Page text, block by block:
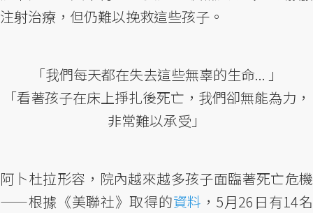
注射治療，但仍難以挽救這些孩子。
「我們每天都在失去這些無辜的生命... 」
「看著孩子在床上掙扎後死亡，我們卻無能為力，
非常難以承受」
阿卜杜拉形容，院內越來越多孩子面臨著死亡危機
——根據《美聯社》取得的資料 ，5月26日有14名